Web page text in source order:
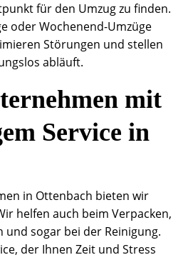
für den Umzug zu finden.
oder Wochenend-Umzüge
Störungen und stellen
abläuft.
mit
Service in
in Ottenbach bieten wir
helfen auch beim Verpacken,
und sogar bei der Reinigung.
der Ihnen Zeit und Stress